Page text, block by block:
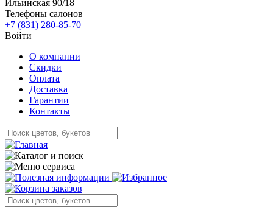
Ильинская 90/18
Телефоны салонов
+7 (831) 280-85-70
Войти
О компании
Скидки
Оплата
Доставка
Гарантии
Контакты